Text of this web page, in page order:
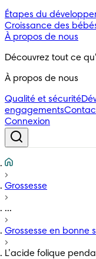
Étapes du
Croissance des
À propos de nous
Découvrez tout ce
À propos de nous
Qualité et sécurité
engagements
Connexion
Grossesse
...
Grossesse en bonne
L’acide folique